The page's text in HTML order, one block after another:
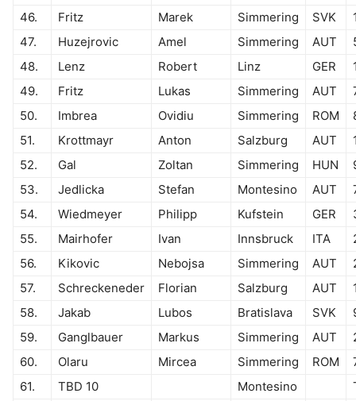
46. Fritz Marek Simmering SVK
47.
Huzejrovic Amel Simmering AUT
48.
Lenz Robert Linz GER
49.
Fritz Lukas Simmering AUT
50.
Imbrea Ovidiu Simmering ROM
51.
Krottmayr Anton Salzburg AUT
52.
Gal Zoltan Simmering HUN
53.
Jedlicka Stefan Montesino AUT
54.
Wiedmeyer Philipp Kufstein GER
55.
Mairhofer Ivan Innsbruck ITA
56.
Kikovic Nebojsa Simmering AUT
57.
Schreckeneder Florian Salzburg AUT
58.
Jakab Lubos Bratislava SVK
59.
Ganglbauer Markus Simmering AUT
60.
Olaru Mircea Simmering ROM
61.
TBD 10 Montesino